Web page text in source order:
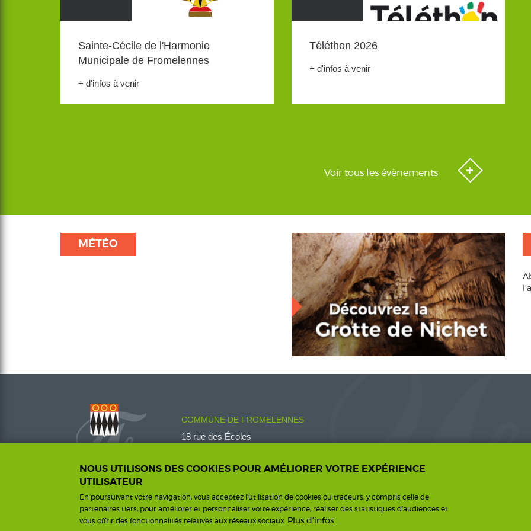
Sainte-Cécile de l'Harmonie
Municipale de Fromelennes
+ d'infos à venir
Téléthon 2026
+ d'infos à venir
Voir tous les évènements
MÉTÉO
COMMUNE DE FROMELENNES
18 rue des Écoles
NOUS UTILISONS DES COOKIES POUR AMÉLIORER VOTRE EXPÉRIENCE
UTILISATEUR
En poursuivant votre navigation, vous acceptez l'utilisation de cookies ou traceurs, y compris celle de
partenaires tiers, pour améliorer et personnaliser votre expérience, réaliser des statistiques d’audiences et
vous offrir des fonctionnalités relatives aux réseaux sociaux.
Plus d'infos